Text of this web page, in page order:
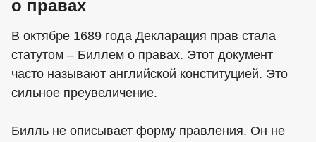
о правах
В октябре 1689 года Декларация прав стала
статутом – Биллем о правах. Этот документ
часто называют английской конституцией. Это
сильное преувеличение.
Билль не описывает форму правления. Он не